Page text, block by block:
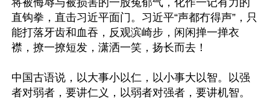
将被侮辱与被损害的一股冤郁气，化作一记有力的
直钩拳，直击习近平面门。习近平“声都冇得声”，只
能打落牙齿和血吞，反观滨崎步，闲闲掸一掸衣
襟，撩一撩短发，潇洒一笑，扬长而去！
中国古语说，以大事小以仁，以小事大以智。以强
者对弱者，要讲仁义，以弱者对强者，要讲机智。